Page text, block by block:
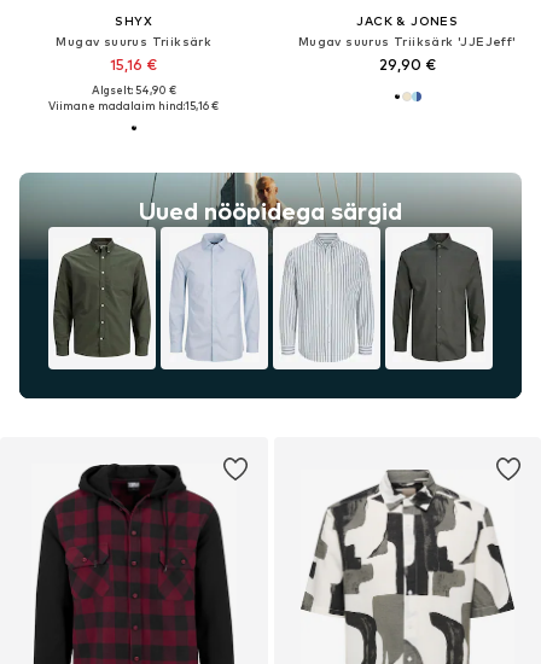
SHYX
Mugav suurus Triiksärk
15,16 €
Algselt: 54,90 €
Viimane madalaim hind:15,16 €
Uued nööpidega särgid
JACK & JONES
Mugav suurus Triiksärk 'JJEJeff'
29,90 €